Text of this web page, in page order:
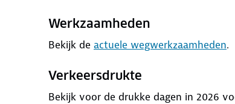
Werkzaamheden
Bekijk de actuele wegwerkzaamheden.
Verkeersdrukte
Bekijk voor de drukke dagen in 2026